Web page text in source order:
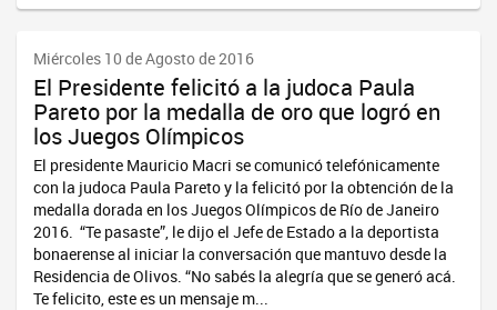
Miércoles 10 de Agosto de 2016
El Presidente felicitó a la judoca Paula
Pareto por la medalla de oro que logró en
los Juegos Olímpicos
El presidente Mauricio Macri se comunicó telefónicamente
con la judoca Paula Pareto y la felicitó por la obtención de la
medalla dorada en los Juegos Olímpicos de Río de Janeiro
2016. “Te pasaste”, le dijo el Jefe de Estado a la deportista
bonaerense al iniciar la conversación que mantuvo desde la
Residencia de Olivos. “No sabés la alegría que se generó acá.
Te felicito, este es un mensaje m...